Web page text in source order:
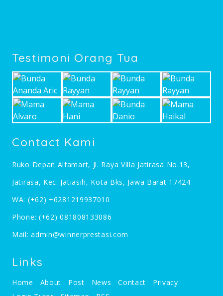
Testimoni Orang Tua
Contact Kami
Ruko Depan Alfamart, Jl. Raya Villa Jatirasa No.13,
Jatirasa, Kec. Jatiasih, Kota Bks, Jawa Barat 17424
WA: (+62) +6281219937010
Phone: (+62) 081808133086
Mail:admin@winnerprestasi.com
Links
Home About Post News Contact
Privacy